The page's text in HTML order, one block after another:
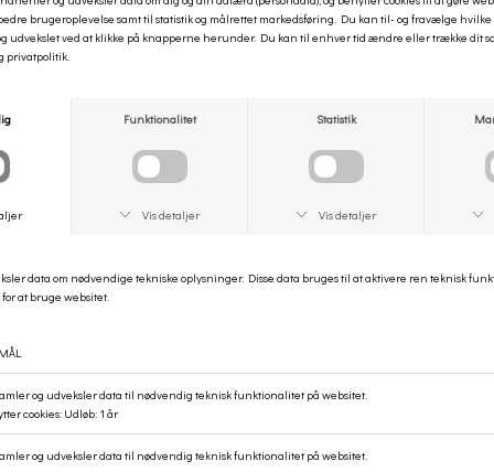
Skoen er med en komfortabel fleece foring.
Den holdbare ydersål med
struktur sikrer godt greb og stabilitet på alle underlag.
: Sketch Tex.
Kan vaskes på max 30 grader i vaskemaskinen.
406411L/BKRD
Størrelsesguide